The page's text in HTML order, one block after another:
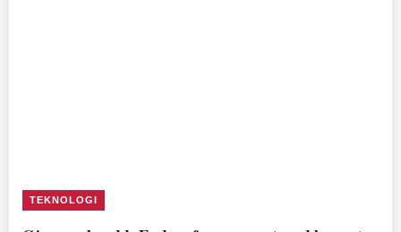
TEKNOLOGI